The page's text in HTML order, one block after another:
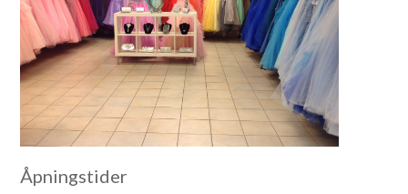
Åpningstider